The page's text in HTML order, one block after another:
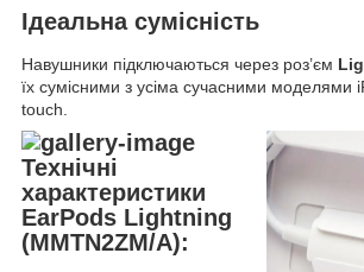
Ідеальна сумісність
Навушники підключаються через роз’єм
їх сумісними з усіма сучасними моделями
touch.
Технічні
характеристики
EarPods Lightning
(MMTN2ZM/A):